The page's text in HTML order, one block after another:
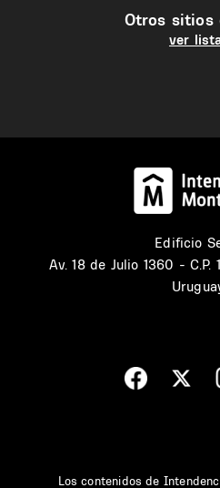
Otros sitios
ver
Edificio
Av. 18 de Julio 1360 -
Los contenidos de